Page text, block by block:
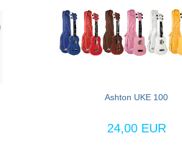
Ashton UKE 100
24,00 EUR